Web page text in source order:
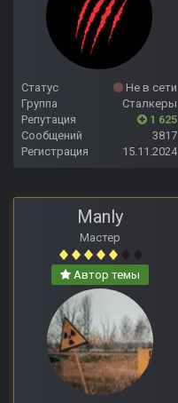
Статус
Не в сети
Группа
Сталкеры
Репутация
1 625
Сообщений
3817
Регистрация
15.11.2024
Manly
Мастер
Автор темы